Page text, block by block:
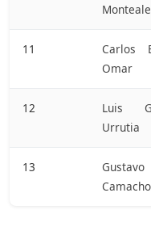
11
Carlos
Omar
12
Luis
Urrutia
13
Camacho